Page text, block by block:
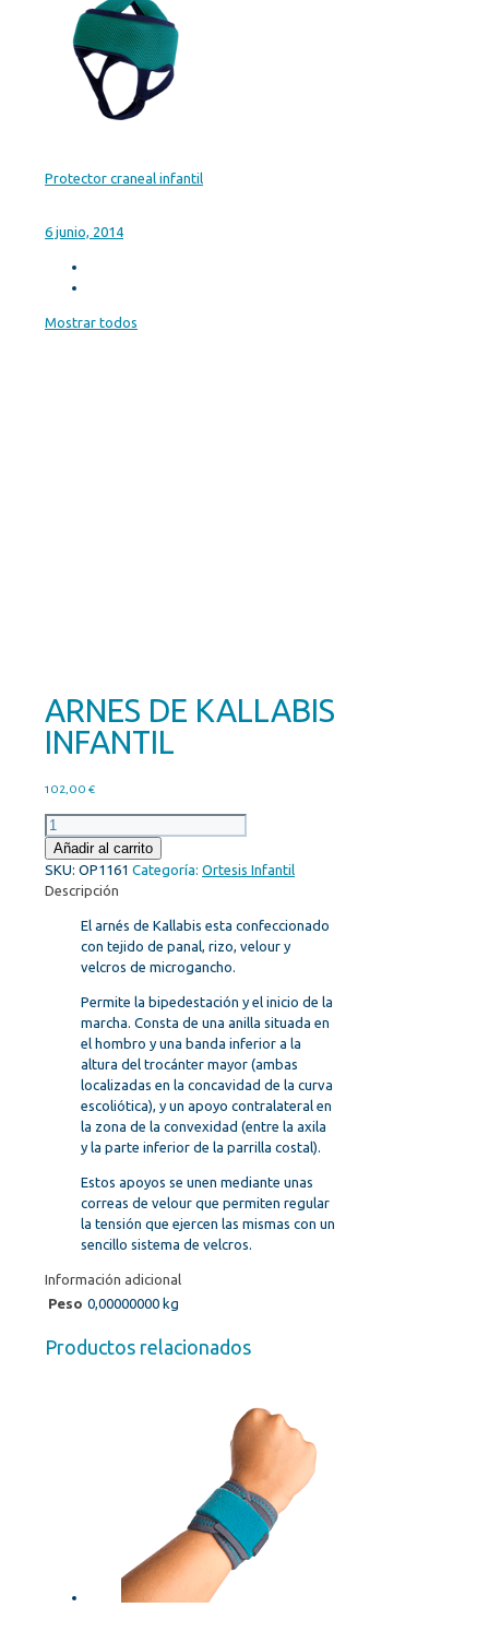
Protector craneal infantil
6 junio, 2014
Mostrar todos
ARNES DE KALLABIS
INFANTIL
102,00 €
ARNES
DE
KALLABIS
INFANTIL
Añadir al carrito
SKU: OP1161 Categoría: Ortesis Infantil
Descripción
El arnés de Kallabis esta confeccionado
con tejido de panal, rizo, velour y
velcros de microgancho.
Permite la bipedestación y el inicio de la
marcha. Consta de una anilla situada en
el hombro y una banda inferior a la
altura del trocánter mayor (ambas
localizadas en la concavidad de la curva
escoliótica), y un apoyo contralateral en
la zona de la convexidad (entre la axila
y la parte inferior de la parrilla costal).
Estos apoyos se unen mediante unas
correas de velour que permiten regular
la tensión que ejercen las mismas con un
sencillo sistema de velcros.
Información adicional
Peso 0,00000000 kg
Productos relacionados